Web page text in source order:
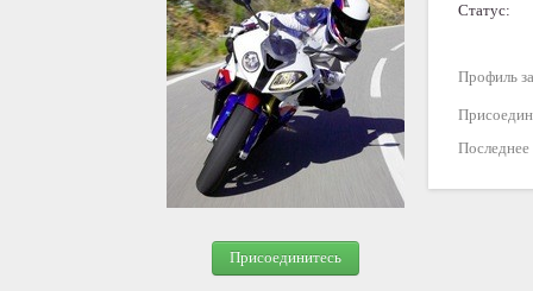
Присоединитесь
Статус:
Профиль